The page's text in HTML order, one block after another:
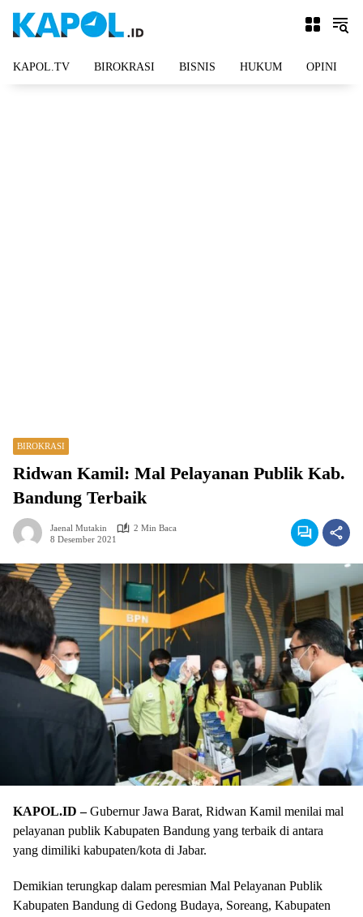
KAPOL.TV BIROKRASI BISNIS HUKUM OPINI
BIROKRASI
Ridwan Kamil: Mal Pelayanan Publik Kab.
Bandung Terbaik
Jaenal Mutakin
2 Min Baca
8 Desember 2021
KAPOL.ID –Gubernur Jawa Barat, Ridwan Kamil menilai mal
pelayanan publik Kabupaten Bandung yang terbaik di antara
yang dimiliki kabupaten/kota di Jabar.
Demikian terungkap dalam peresmian Mal Pelayanan Publik
Kabupaten Bandung di Gedong Budaya, Soreang, Kabupaten